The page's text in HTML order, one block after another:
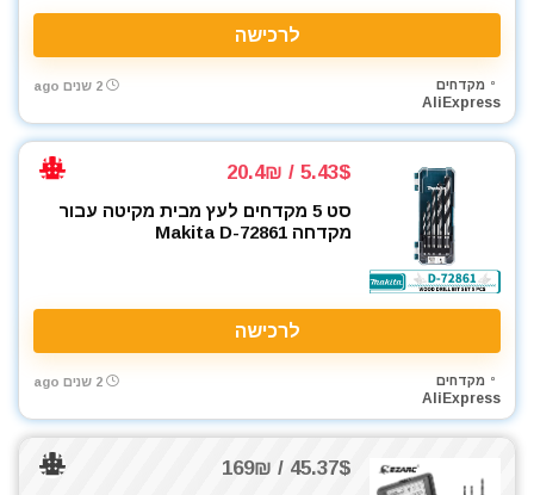
רתכת אלקטרונית
רתכת ארגון TIG
שונות
תיקי כלי עבודה
All categories
לרכישה
מקדחים
AliExpress
2 שנים ago
5.43$ / 20.4₪
סט 5 מקדחים לעץ מבית מקיטה עבור
מקדחה Makita D-72861
לרכישה
מקדחים
AliExpress
2 שנים ago
45.37$ / 169₪